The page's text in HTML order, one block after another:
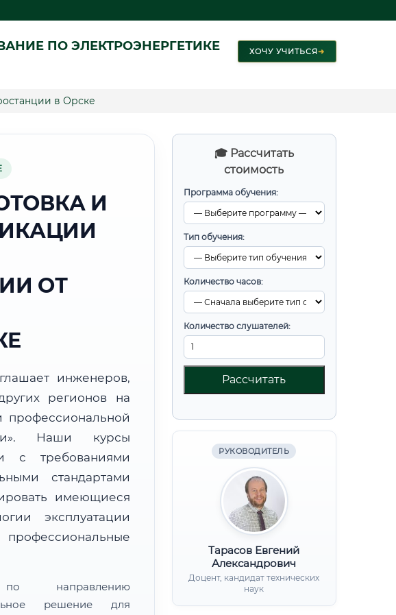
ПО ЭЛЕКТРОЭНЕРГЕТИКЕ ХОЧУ УЧИТЬСЯ➜
в Орске
🎓 Рассчитать
стоимость
Программа обучения:
Тип обучения:
Количество часов:
Количество слушателей:
Рассчитать
РУКОВОДИТЕЛЬ
Тарасов Евгений
Александрович
Доцент, кандидат технических
наук
И
ОТ
инженеров,
регионов на
Наши курсы
с требованиями
стандартами
имеющиеся
эксплуатации
по направлению
решение для